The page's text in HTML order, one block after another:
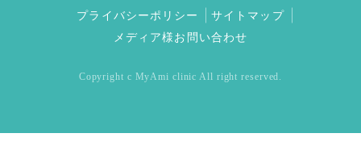
プライバシーポリシー
サイトマップ
メディア様お問い合わせ
Copyright c MyAmi clinic All right reserved.